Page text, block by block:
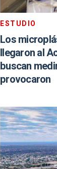
ESTUDIO
Los
llegaron al
buscan
provocaron